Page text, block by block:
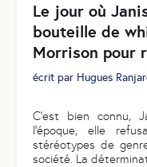
Le jour où
bouteille de
Morrison pour
écrit par Hugues
C’est bien connu,
l’époque, elle
stéréotypes de
société. La